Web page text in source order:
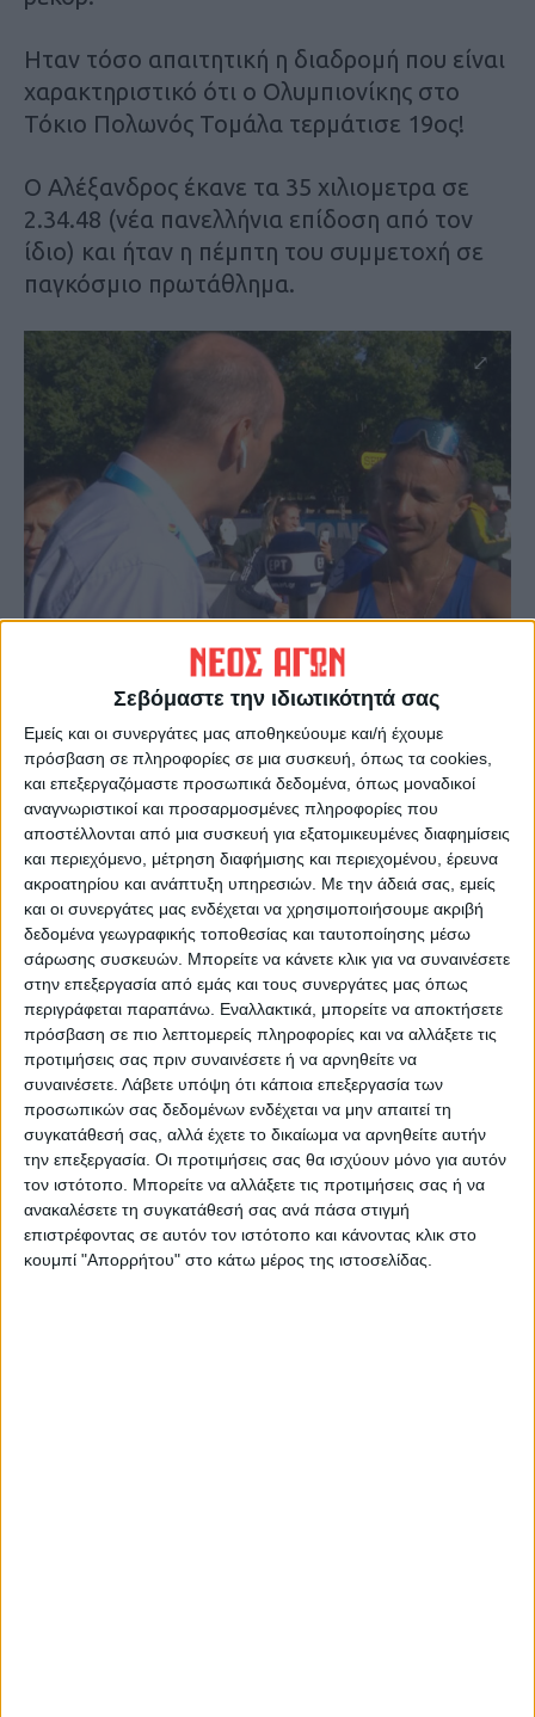
Σεβόμαστε την ιδιωτικότητά σας
Εμείς και οι συνεργάτες μας αποθηκεύουμε και/ή έχουμε
πρόσβαση σε πληροφορίες σε μια συσκευή, όπως τα cookies,
και επεξεργαζόμαστε προσωπικά δεδομένα, όπως μοναδικοί
αναγνωριστικοί και προσαρμοσμένες πληροφορίες που
αποστέλλονται από μια συσκευή για εξατομικευμένες διαφημίσεις
και περιεχόμενο, μέτρηση διαφήμισης και περιεχομένου, έρευνα
ακροατηρίου και ανάπτυξη υπηρεσιών. Με την άδειά σας, εμείς
και οι συνεργάτες μας ενδέχεται να χρησιμοποιήσουμε ακριβή
δεδομένα γεωγραφικής τοποθεσίας και ταυτοποίησης μέσω
σάρωσης συσκευών. Μπορείτε να κάνετε κλικ για να συναινέσετε
στην επεξεργασία από εμάς και τους συνεργάτες μας όπως
περιγράφεται παραπάνω. Εναλλακτικά, μπορείτε να αποκτήσετε
πρόσβαση σε πιο λεπτομερείς πληροφορίες και να αλλάξετε τις
προτιμήσεις σας πριν συναινέσετε ή να αρνηθείτε να
συναινέσετε. Λάβετε υπόψη ότι κάποια επεξεργασία των
προσωπικών σας δεδομένων ενδέχεται να μην απαιτεί τη
συγκατάθεσή σας, αλλά έχετε το δικαίωμα να αρνηθείτε αυτήν
την επεξεργασία. Οι προτιμήσεις σας θα ισχύουν μόνο για αυτόν
τον ιστότοπο. Μπορείτε να αλλάξετε τις προτιμήσεις σας ή να
ανακαλέσετε τη συγκατάθεσή σας ανά πάσα στιγμή
επιστρέφοντας σε αυτόν τον ιστότοπο και κάνοντας κλικ στο
κουμπί "Απορρήτου" στο κάτω μέρος της ιστοσελίδας.
Ηταν τόσο απαιτητική η διαδρομή που είναι
χαρακτηριστικό ότι ο Ολυμπιονίκης στο
Τόκιο Πολωνός Τομάλα τερμάτισε 19ος!
Ο Αλέξανδρος έκανε τα 35 χιλιομετρα σε
2.34.48 (νέα πανελλήνια επίδοση από τον
ίδιο) και ήταν η πέμπτη του συμμετοχή σε
παγκόσμιο πρωτάθλημα.
Ο Αλέξανδρος Παπαμιχαήλ, λίγο μετά τον τερματισμό του στις δηλώσεις που έκανε
Στις δηλώσεις του τόνισε πως είναι
ικανοποιημένος από το γεγονός ότι
κατάφερε να αγωνιστεί όντας με πυρετό και
έδωσε ραντεβού για το Πανευρωπαϊκό
Πρωτάθλημα που θα γίνει σε λίγες ημέρες
στο Μόναχο.
Εμείς, συγχαίρουμε θερμά και αυτό το παιδί
που πρώτα άνοιξε το δρόμο για μεγάλες
στιγμές στο Ελληνικό βάδην, που είναι
σταθερά στην πρώτη θέση της Ελλάδος και
δεν σταματά να δίνει το παρών σε
κορυφαίες διεθνείς διοργανώσεις.
Το χρυσό μετάλλιο κατέκτησε ο Ιταλός
Stano, ο οποίος νίκησε κυριολεκτικά στα